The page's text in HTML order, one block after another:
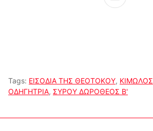
Tags: ΕΙΣΟΔΙΑ ΤΗΣ ΘΕΟΤΟΚΟΥ, ΚΙΜΩΛΟΣ
ΟΔΗΓΗΤΡΙΑ, ΣΥΡΟΥ ΔΩΡΟΘΕΟΣ Β'